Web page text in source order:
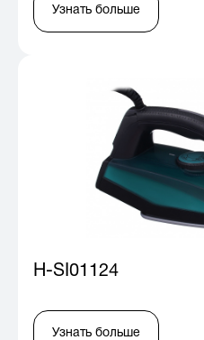
Узнать больше
H-SI01124
Узнать больше